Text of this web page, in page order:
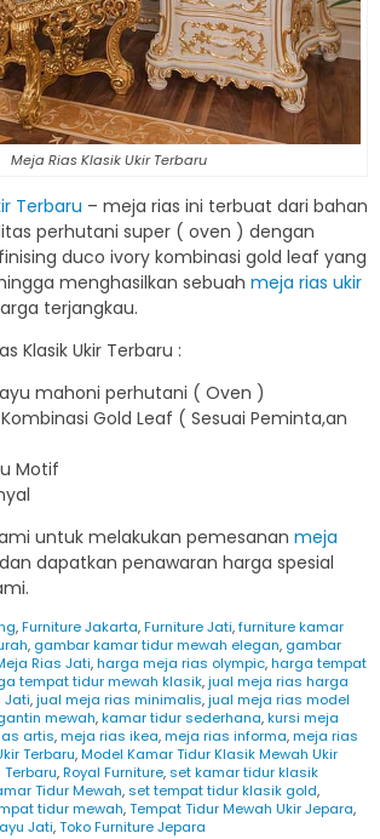
Meja Rias Klasik Ukir Terbaru
Terbaru – meja rias ini terbuat dari bahan
perhutani super ( oven ) dengan
duco ivory kombinasi gold leaf yang
menghasilkan sebuah meja rias ukir
terjangkau.
Klasik Ukir Terbaru :
mahoni perhutani ( Oven )
Gold Leaf ( Sesuai Peminta,an
Motif
untuk melakukan pemesanan meja
dapatkan penawaran harga spesial
,Furniture Jakarta,Furniture Jati,furniture kamar
, gambar kamar tidur mewah elegan, gambar
Rias Jati,harga meja rias olympic,harga tempat
tempat tidur mewah klasik,jual meja rias harga
Jati,jual meja rias minimalis,jual meja rias model
mewah,kamar tidur sederhana,kursi meja
artis,meja rias ikea,meja rias informa,meja rias
Terbaru,Model Kamar Tidur Klasik Mewah Ukir
,Royal Furniture,set kamar tidur klasik
Tidur Mewah,set tempat tidur klasik gold,
tidur mewah,Tempat Tidur Mewah Ukir Jepara,
Jati,Toko Furniture Jepara